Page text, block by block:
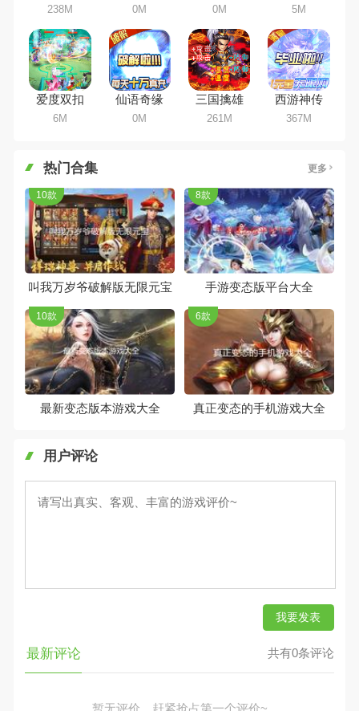
238M 0M 0M 5M
爱度双扣
6M
仙语奇缘
0M
三国擒雄
261M
西游神传
367M
热门合集 更多
叫我万岁爷破解版无限元宝
10款
手游变态版平台大全
8款
最新变态版本游戏大全
10款
真正变态的手机游戏大全
6款
用户评论
我要发表
最新评论 共有0条评论